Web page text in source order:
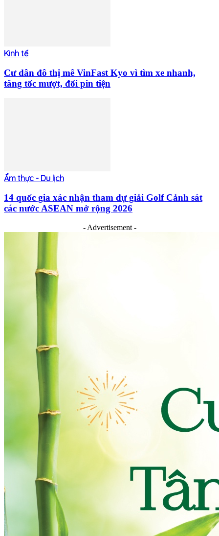
Kinh tế
Cư dân đô thị mê VinFast Kyo vì tìm xe nhanh,
tăng tốc mượt, đổi pin tiện
Ẩm thực - Du lịch
14 quốc gia xác nhận tham dự giải Golf Cảnh sát
các nước ASEAN mở rộng 2026
- Advertisement -